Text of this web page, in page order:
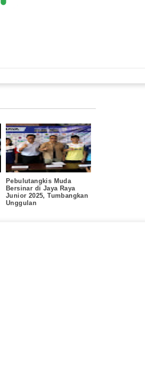
Pebulutangkis Muda
Bersinar di Jaya Raya
Junior 2025, Tumbangkan
Unggulan